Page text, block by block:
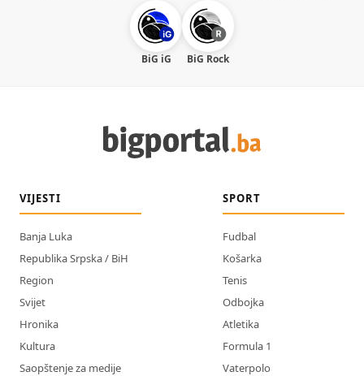
BiG iG BiG Rock
VIJESTI
Banja Luka
Republika Srpska / BiH
Region
Svijet
Hronika
Kultura
Saopštenje za medije
SPORT
Fudbal
Košarka
Tenis
Odbojka
Atletika
Formula 1
Vaterpolo